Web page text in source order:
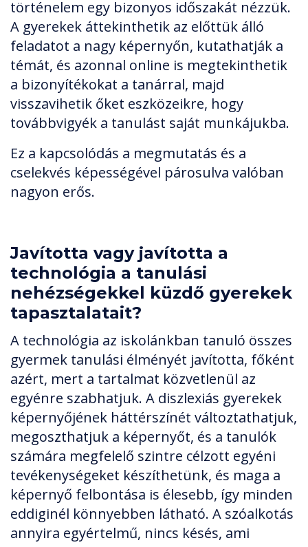
történelem egy bizonyos időszakát nézzük.
A gyerekek áttekinthetik az előttük álló
feladatot a nagy képernyőn, kutathatják a
témát, és azonnal online is megtekinthetik
a bizonyítékokat a tanárral, majd
visszavihetik őket eszközeikre, hogy
továbbvigyék a tanulást saját munkájukba.
Ez a kapcsolódás a megmutatás és a
cselekvés képességével párosulva valóban
nagyon erős.
Javította vagy javította a
technológia a tanulási
nehézségekkel küzdő gyerekek
tapasztalatait?
A technológia az iskolánkban tanuló összes
gyermek tanulási élményét javította, főként
azért, mert a tartalmat közvetlenül az
egyénre szabhatjuk. A diszlexiás gyerekek
képernyőjének háttérszínét változtathatjuk,
megoszthatjuk a képernyőt, és a tanulók
számára megfelelő szintre célzott egyéni
tevékenységeket készíthetünk, és maga a
képernyő felbontása is élesebb, így minden
eddiginél könnyebben látható. A szóalkotás
annyira egyértelmű, nincs késés, ami